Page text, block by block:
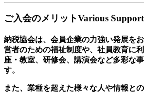
ご入会のメリットVarious Support
納税協会は、会員企業の力強い発展を
営者のための福祉制度や、社員教育に
座・教室、研修会、講演会など多彩な
す。
また、業種を超えた様々な人や情報と